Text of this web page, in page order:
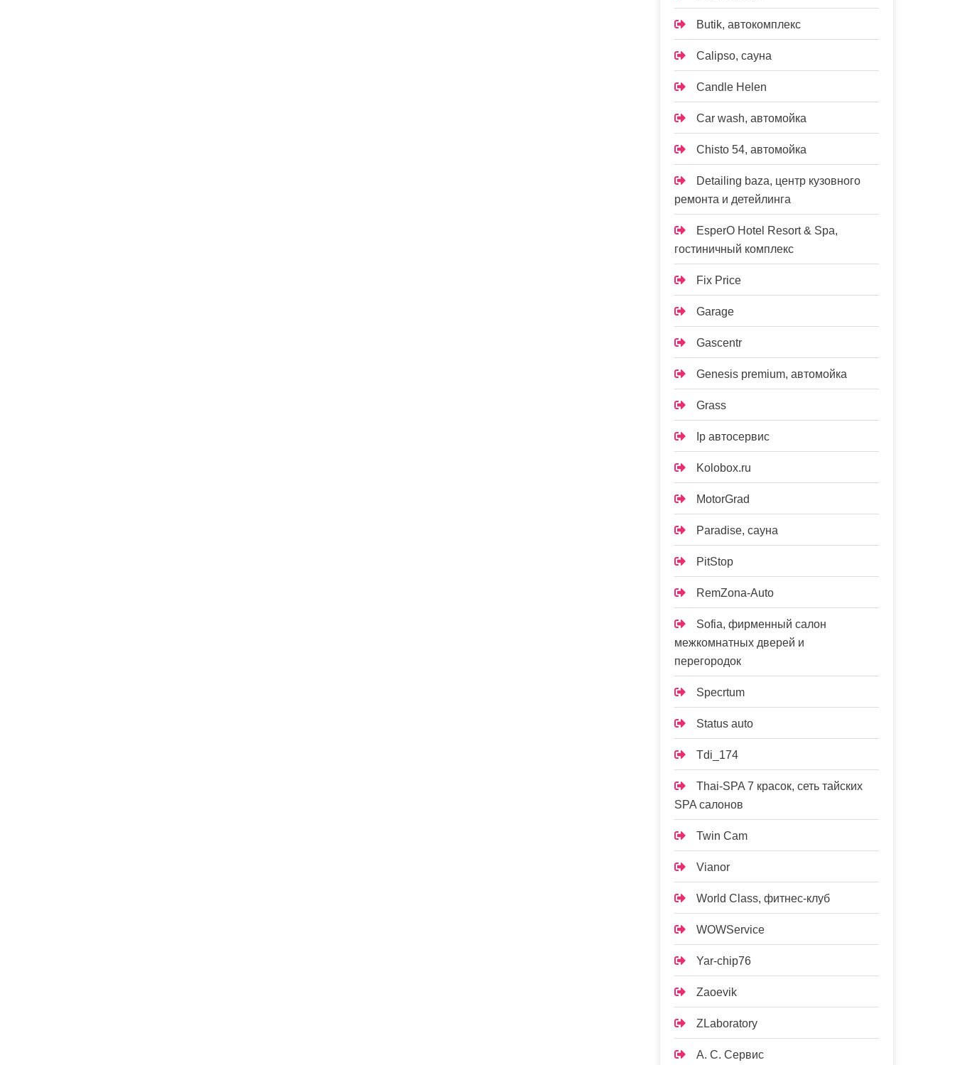
Butik, автокомплекс
Calipso, сауна
Candle Helen
Car wash, автомойка
Chisto 54, автомойка
Detailing baza, центр кузовного
ремонта и детейлинга
EsperO Hotel Resort & Spa,
гостиничный комплекс
Fix Price
Garage
Gascentr
Genesis premium, автомойка
Grass
Ip автосервис
Kolobox.ru
MotorGrad
Paradise, сауна
PitStop
RemZona-Auto
Sofia, фирменный салон
межкомнатных дверей и
перегородок
Specrtum
Status auto
Tdi_174
Thai-SPA 7 красок, сеть тайских
SPA салонов
Twin Cam
Vianor
World Class, фитнес-клуб
WOWService
Yar-chip76
Zaoevik
ZLaboratory
А. С. Сервис